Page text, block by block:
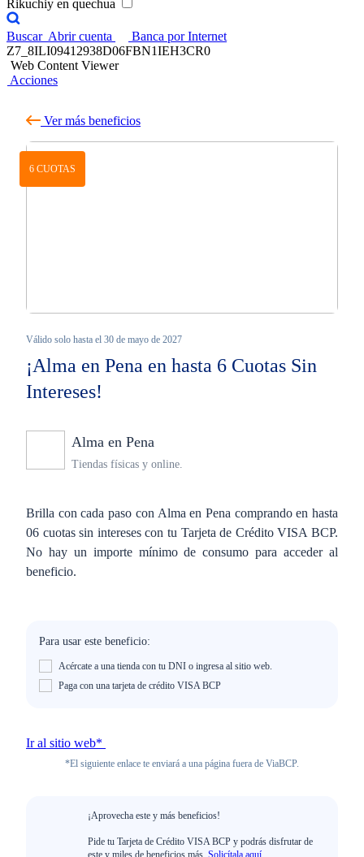
Rikuchiy en quechua
Buscar Abrir cuenta
Banca por Internet
Z7_8ILI09412938D06FBN1IEH3CR0
Web Content Viewer
Acciones
Ver más beneficios
6 CUOTAS
Válido solo hasta el 30 de mayo de 2027
¡Alma en Pena en hasta 6 Cuotas Sin
Intereses!
Alma en Pena
Tiendas físicas y online.
Brilla con cada paso con Alma en Pena comprando en hasta
06 cuotas sin intereses con tu Tarjeta de Crédito VISA BCP.
No hay un importe mínimo de consumo para acceder al
beneficio.
Para usar este beneficio:
Acércate a una tienda con tu DNI o ingresa al sitio web.
Paga con una tarjeta de crédito VISA BCP
Ir al sitio web*
*El siguiente enlace te enviará a una página fuera de ViaBCP.
¡Aprovecha este y más beneficios!
Pide tu Tarjeta de Crédito VISA BCP y podrás disfrutar de
este y miles de beneficios más. Solicítala aquí